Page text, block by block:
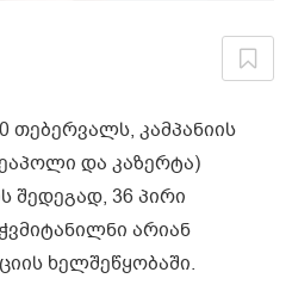
თებერვალს, კამპანიის
და კაზერტა)
შედეგად, 36 პირი
არიან
ხელშეწყობაში.